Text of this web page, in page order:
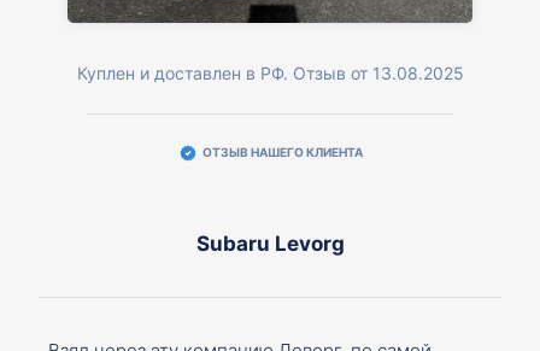
Куплен и доставлен в РФ. Отзыв от 13.08.2025
ОТЗЫВ НАШЕГО КЛИЕНТА
Subaru Levorg